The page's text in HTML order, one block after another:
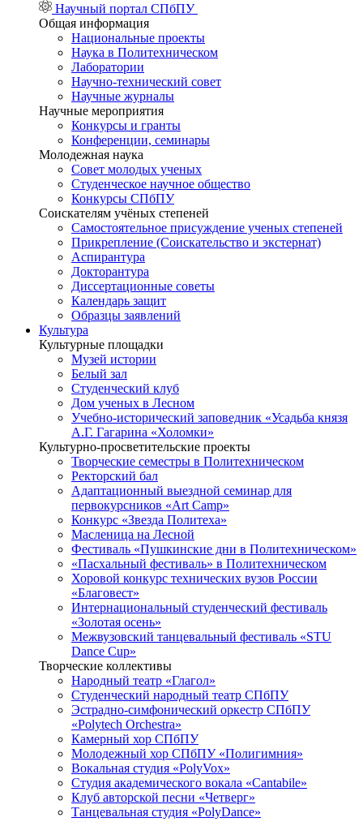
Научный портал СПбПУ
Общая информация
Национальные проекты
Наука в Политехническом
Лаборатории
Научно-технический совет
Научные журналы
Научные мероприятия
Конкурсы и гранты
Конференции, семинары
Молодежная наука
Совет молодых ученых
Студенческое научное общество
Конкурсы СПбПУ
Соискателям учёных степеней
Самостоятельное присуждение ученых степеней
Прикрепление (Соискательство и экстернат)
Аспирантура
Докторантура
Диссертационные советы
Календарь защит
Образцы заявлений
Культура
Культурные площадки
Музей истории
Белый зал
Студенческий клуб
Дом ученых в Лесном
Учебно-исторический заповедник «Усадьба князя
А.Г. Гагарина «Холомки»
Культурно-просветительские проекты
Творческие семестры в Политехническом
Ректорский бал
Адаптационный выездной семинар для
первокурсников «Art Camp»
Конкурс «Звезда Политеха»
Масленица на Лесной
Фестиваль «Пушкинские дни в Политехническом»
«Пасхальный фестиваль» в Политехническом
Хоровой конкурс технических вузов России
«Благовест»
Интернациональный студенческий фестиваль
«Золотая осень»
Межвузовский танцевальный фестиваль «STU
Dance Cup»
Творческие коллективы
Народный театр «Глагол»
Студенческий народный театр СПбПУ
Эстрадно-симфонический оркестр СПбПУ
«Polytech Orchestra»
Камерный хор СПбПУ
Молодежный хор СПбПУ «Полигимния»
Вокальная студия «PolyVox»
Студия академического вокала «Cantabile»
Клуб авторской песни «Четверг»
Танцевальная студия «PolyDance»